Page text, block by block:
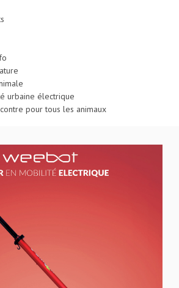
urbaine électrique
pour tous les animaux